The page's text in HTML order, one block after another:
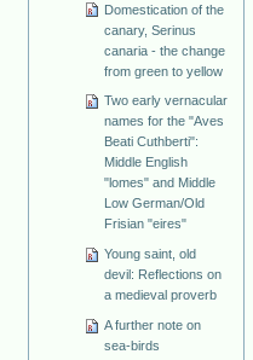
Domestication of the
canary, Serinus
canaria - the change
from green to yellow
Two early vernacular
names for the "Aves
Beati Cuthberti":
Middle English
"lomes" and Middle
Low German/Old
Frisian "eires"
Young saint, old
devil: Reflections on
a medieval proverb
A further note on
sea-birds